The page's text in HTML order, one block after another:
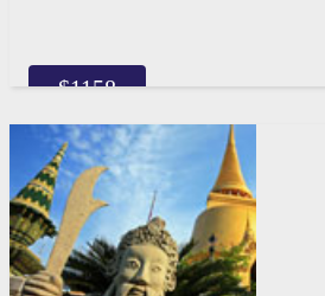
$1158